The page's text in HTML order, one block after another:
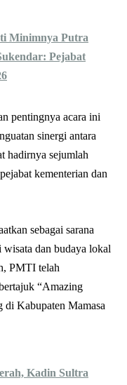
Minimnya Putra
Pejabat
pentingnya acara ini
sinergi antara
hadirnya sejumlah
kementerian dan
sebagai sarana
wisata dan budaya lokal
PMTI telah
“Amazing
di Kabupaten Mamasa
Kadin Sultra